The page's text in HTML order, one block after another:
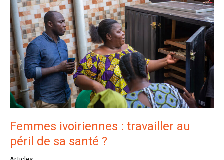
Femmes ivoiriennes : travailler au
péril de sa santé ?
travailler
au
péril
de
sa
santé
?